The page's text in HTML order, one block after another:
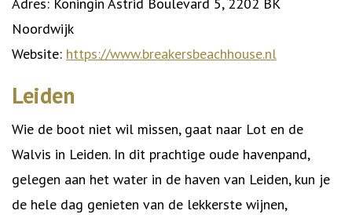
Noordwijk
Website: https://www.breakersbeachhouse.nl
Leiden
Wie de boot niet wil missen, gaat naar Lot en de
Walvis in Leiden. In dit prachtige oude havenpand,
gelegen aan het water in de haven van Leiden, kun je
de hele dag genieten van de lekkerste wijnen,